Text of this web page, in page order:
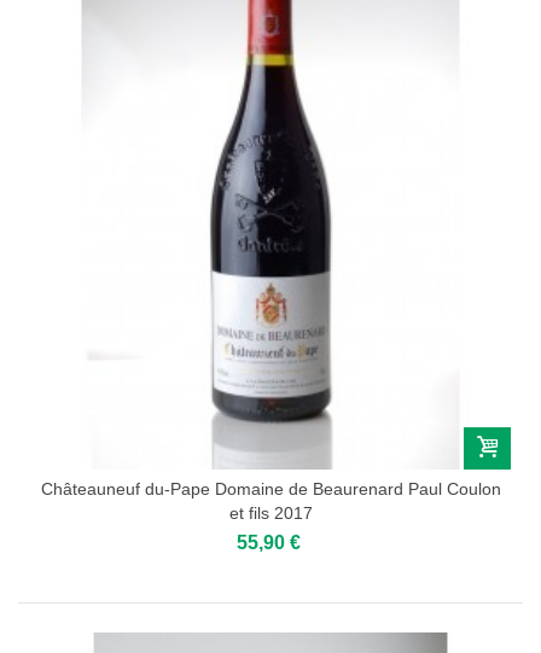
Châteauneuf du-Pape Domaine de Beaurenard Paul Coulon
et fils 2017
55,90 €